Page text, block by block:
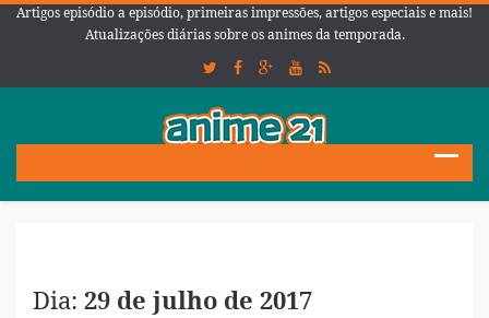
Artigos episódio a episódio, primeiras impressões, artigos especiais e mais!
Atualizações diárias sobre os animes da temporada.
Dia: 29 de julho de 2017